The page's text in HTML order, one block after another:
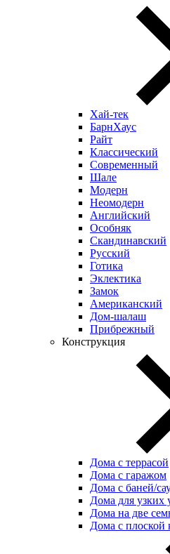
Хай-тек
БарнХаус
Райт
Классический
Современный
Шале
Модерн
Неомодерн
Английский
Особняк
Скандинавский
Русский
Готика
Эклектика
Замок
Американский
Дом-шалаш
Прибрежный
Конструкция
Дома с террасой
Дома с гаражом
Дома с баней/
Дома для узких
Дома на две
Дома с